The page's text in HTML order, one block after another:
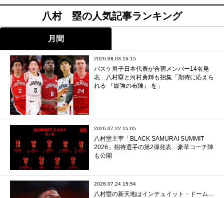
八村 塁の人気記事ランキング
月間
2026.08.03 16:15
バスケ男子日本代表が合宿メンバー14名発
表…八村塁と河村勇輝も招集「期待に応えら
れる 『最強の布陣』 を」
2026.07.22 15:05
八村塁主宰「BLACK SAMURAI SUMMIT
2026」招待選手の第2弾発表…豪華コーチ陣
も公開
2026.07.24 15:54
八村塁の新天地はインテュイット・ドーム…